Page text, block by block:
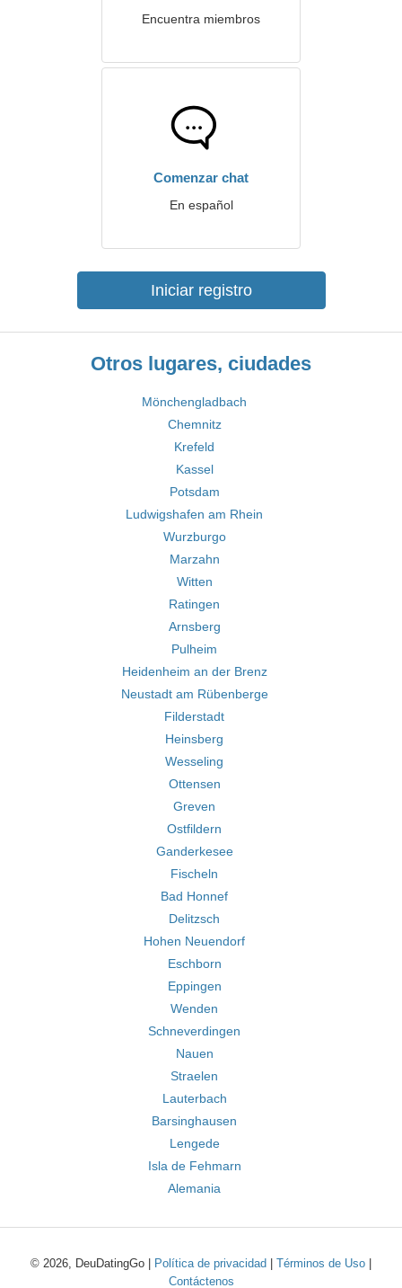
Encuentra miembros
Comenzar chat
En español
Iniciar registro
Otros lugares, ciudades
Mönchengladbach
Chemnitz
Krefeld
Kassel
Potsdam
Ludwigshafen am Rhein
Wurzburgo
Marzahn
Witten
Ratingen
Arnsberg
Pulheim
Heidenheim an der Brenz
Neustadt am Rübenberge
Filderstadt
Heinsberg
Wesseling
Ottensen
Greven
Ostfildern
Ganderkesee
Fischeln
Bad Honnef
Delitzsch
Hohen Neuendorf
Eschborn
Eppingen
Wenden
Schneverdingen
Nauen
Straelen
Lauterbach
Barsinghausen
Lengede
Isla de Fehmarn
Alemania
© 2026, DeuDatingGo | Política de privacidad Términos de Uso
Contáctenos